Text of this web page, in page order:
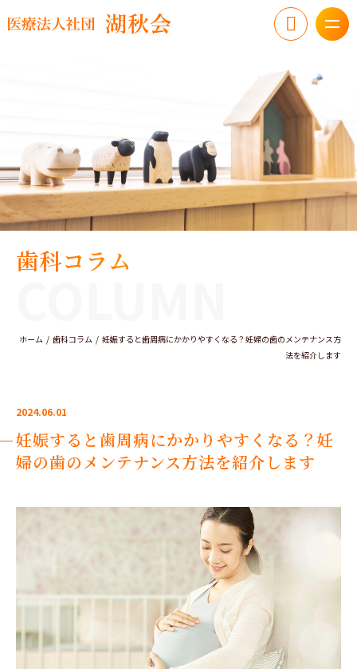
歯科コラム
ホーム 歯科コラム
妊娠すると歯周病にかかりやすくなる？妊婦の歯のメンテナンス方
法を紹介します
2024.06.01
妊娠すると歯周病にかかりやすくなる？妊
婦の歯のメンテナンス方法を紹介します